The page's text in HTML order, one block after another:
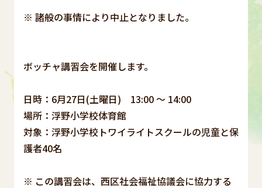
※ 諸般の事情により中止となりました。
ボッチャ講習会を開催します。
日時：6月27日(土曜日) 13:00 ～ 14:00
場所：浮野小学校体育館
対象：浮野小学校トワイライトスクールの児童と保
護者40名
※ この講習会は、西区社会福祉協議会に協力する